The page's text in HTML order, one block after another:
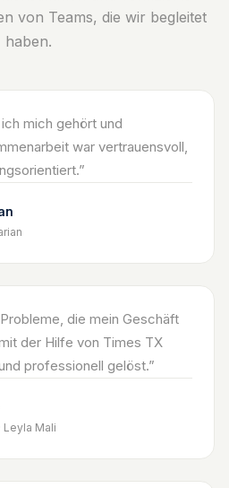
von Teams, die wir begleitet
haben.
mich gehört und
war vertrauensvoll,
”
die mein Geschäft
der Hilfe von Times TX
professionell gelöst.”
Leyla Mali